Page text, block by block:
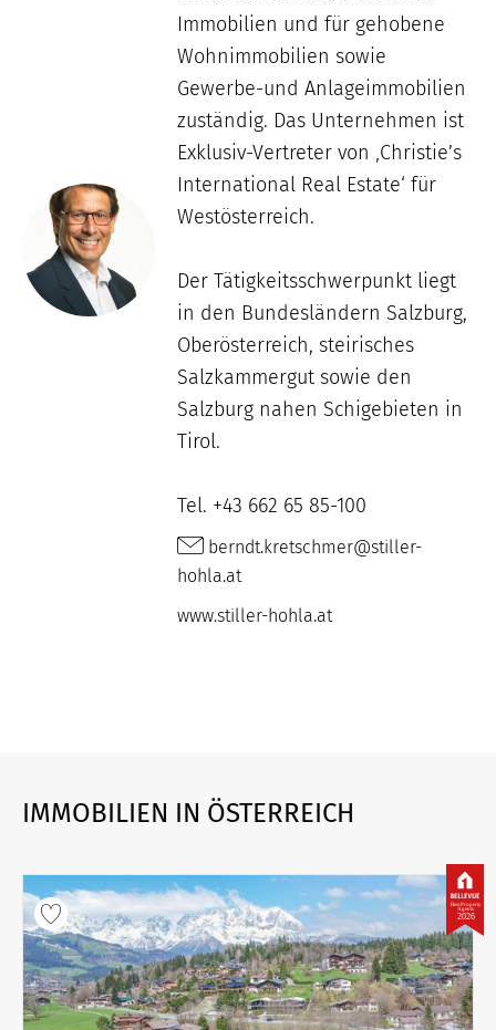
Immobilien und für gehobene
Wohnimmobilien sowie
Gewerbe-und Anlageimmobilien
zuständig. Das Unternehmen ist
Exklusiv-Vertreter von ‚Christie’s
International Real Estate‘ für
Westösterreich.
Der Tätigkeitsschwerpunkt liegt
in den Bundesländern Salzburg,
Oberösterreich, steirisches
Salzkammergut sowie den
Salzburg nahen Schigebieten in
Tirol.
Tel. +43 662 65 85-100
berndt.kretschmer@stiller-
hohla.at
www.stiller-hohla.at
IMMOBILIEN IN ÖSTERREICH
2026
Best Property
Agents